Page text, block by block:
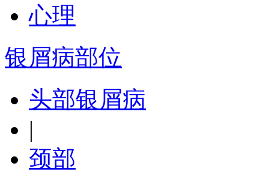
心理
银屑病部位
头部银屑病
|
颈部